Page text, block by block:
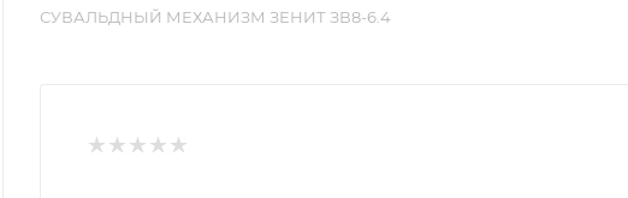
СУВАЛЬДНЫЙ МЕХАНИЗМ ЗЕНИТ ЗВ8-6.4